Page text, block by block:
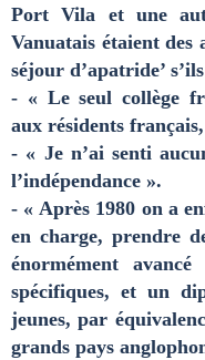
Port Vila et une
Vanuatais étaient des
séjour d’apatride’
- « Le seul collège
aux résidents
- « Je n’ai senti
l’indépendance ».
- « Après 1980 on a
en charge, prendre
énormément
spécifiques, et un
jeunes, par
grands pays